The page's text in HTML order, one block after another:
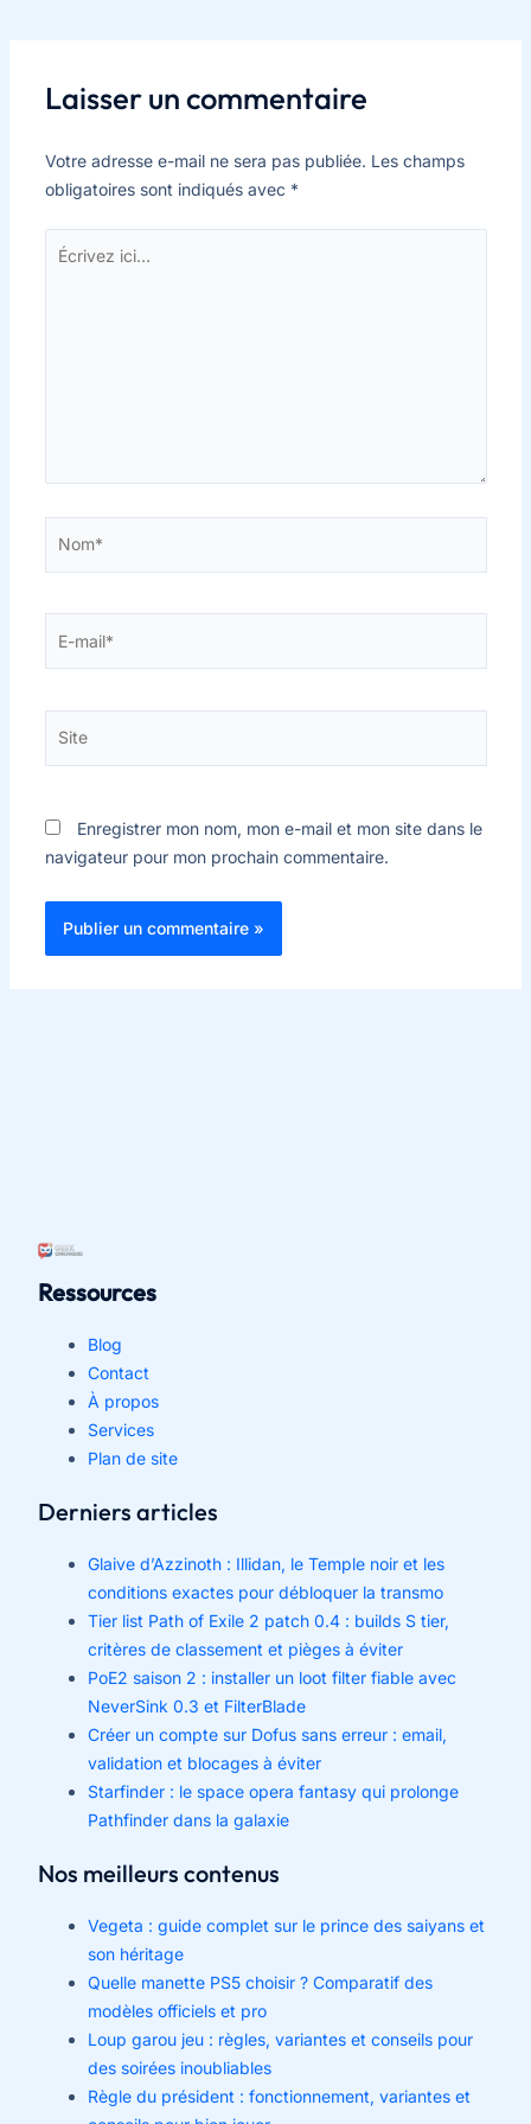
Laisser un commentaire
Votre adresse e-mail ne sera pas publiée. Les champs
obligatoires sont indiqués avec *
Écrivez
mail*
Enregistrer mon nom, mon e-mail et mon site dans le
navigateur pour mon prochain commentaire.
Ressources
Blog
Contact
À propos
Services
Plan de site
Derniers articles
Glaive d’Azzinoth : Illidan, le Temple noir et les
conditions exactes pour débloquer la transmo
Tier list Path of Exile 2 patch 0.4 : builds S tier,
critères de classement et pièges à éviter
PoE2 saison 2 : installer un loot filter fiable avec
NeverSink 0.3 et FilterBlade
Créer un compte sur Dofus sans erreur : email,
validation et blocages à éviter
Starfinder : le space opera fantasy qui prolonge
Pathfinder dans la galaxie
Nos meilleurs contenus
Vegeta : guide complet sur le prince des saiyans et
son héritage
Quelle manette PS5 choisir ? Comparatif des
modèles officiels et pro
Loup garou jeu : règles, variantes et conseils pour
des soirées inoubliables
Règle du président : fonctionnement, variantes et